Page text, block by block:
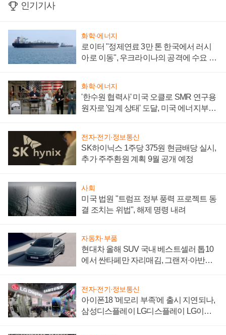
인기기사
화학·에너지
로이터 "정제연료 3만 톤 한국에서 러시
아로 이동", 우크라이나의 공격에 수요 늘
화학·에너지
'한수원 협력사' 미국 오클로 SMR 연구용
원자로 '임계 상태' 도달, 미국 에너지부
전자·전기·정보통신
SK하이닉스 1주당 375원 현금배당 실시,
추가 주주환원 계획 9월 공개 예정
사회
미국 법원 "트럼프 정부 풍력 프로젝트 동
결 조치는 위법", 해제 명령 내려
자동차·부품
현대차 올해 SUV 국내 베스트셀러 톱10
에서 싼타페만 자리매김, 그랜저·아반떼
전자·전기·정보통신
아이폰18 '메모리 부족'에 출시 지연되나,
삼성디스플레이 LG디스플레이 LG이노